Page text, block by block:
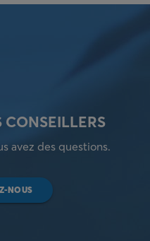
CONSEILLERS
avez des questions.
NOUS